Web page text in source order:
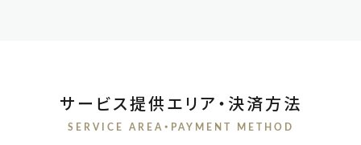
サービス提供エリア・決済方法
SERVICE AREA・PAYMENT METHOD